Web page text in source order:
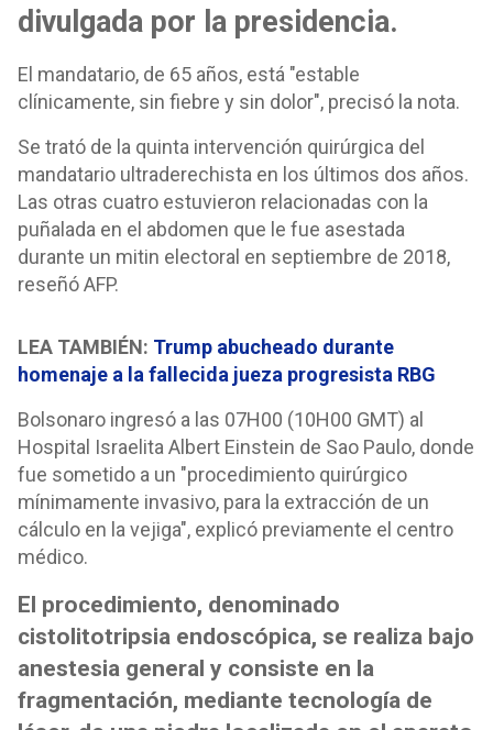
divulgada por la presidencia.
El mandatario, de 65 años, está "estable
clínicamente, sin fiebre y sin dolor", precisó la nota.
Se trató de la quinta intervención quirúrgica del
mandatario ultraderechista en los últimos dos años.
Las otras cuatro estuvieron relacionadas con la
puñalada en el abdomen que le fue asestada
durante un mitin electoral en septiembre de 2018,
reseñó AFP.
LEA TAMBIÉN: Trump abucheado durante
homenaje a la fallecida jueza progresista RBG
Bolsonaro ingresó a las 07H00 (10H00 GMT) al
Hospital Israelita Albert Einstein de Sao Paulo, donde
fue sometido a un "procedimiento quirúrgico
mínimamente invasivo, para la extracción de un
cálculo en la vejiga", explicó previamente el centro
médico.
El procedimiento, denominado
cistolitotripsia endoscópica, se realiza bajo
anestesia general y consiste en la
fragmentación, mediante tecnología de